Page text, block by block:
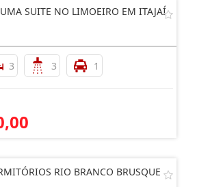
SUITE NO LIMOEIRO EM ITAJAÍ
3 3 1
RIO BRANCO BRUSQUE